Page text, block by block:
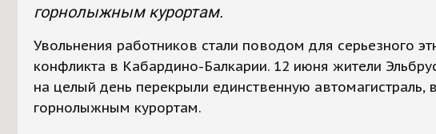
горнолыжным курортам.
Увольнения работников стали поводом для серьезного
конфликта в Кабардино-Балкарии. 12 июня жители
на целый день перекрыли единственную автомагистраль,
горнолыжным курортам.